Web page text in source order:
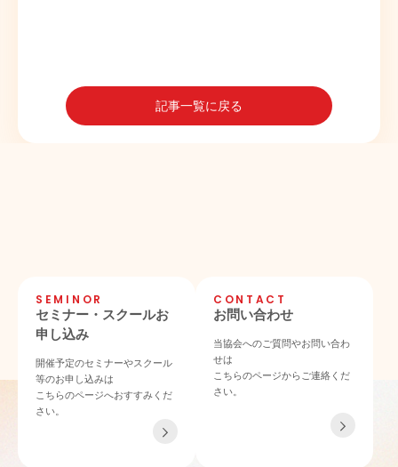
記事一覧に戻る
SEMINOR
セミナー・スクールお
申し込み
開催予定のセミナーやスクール
等のお申し込みは
こちらのページへおすすみくだ
さい。
CONTACT
お問い合わせ
当協会へのご質問やお問い合わ
せは
こちらのページからご連絡くだ
さい。
〒532-0011 大阪府大阪市淀川区西中島4-3-21 NLCセントラルビル901